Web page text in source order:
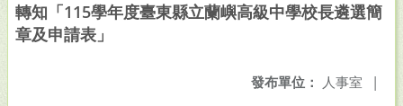
轉知「115學年度臺東縣立蘭嶼高級中學校長遴選簡
章及申請表」
發布單位： 人事室 |